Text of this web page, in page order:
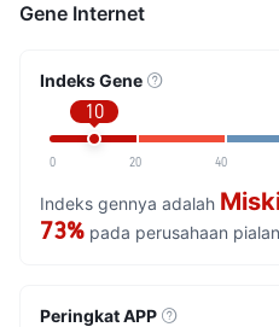
Gene Internet
Indeks Gene
10
0 20 40
Indeks gennya adalah
73% pada perusahaan
Peringkat APP